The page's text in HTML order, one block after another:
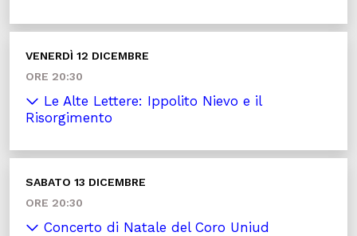
VENERDÌ 12 DICEMBRE
ORE 20:30
Le Alte Lettere: Ippolito Nievo e il
Risorgimento
SABATO 13 DICEMBRE
ORE 20:30
Concerto di Natale del Coro Uniud